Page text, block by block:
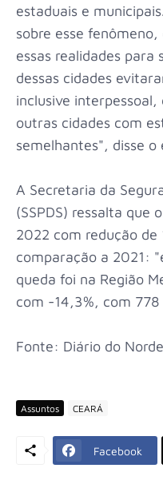
estaduais e
sobre esse
essas realidades para
dessas cidades
inclusive
outras cidades com
semelhantes", disse o
A Secretaria da
(SSPDS) ressalta que
2022 com redução de
comparação a 2021:
queda foi na Região
com -14,3%, com
Fonte: Diário do
Assuntos CEARÁ
Facebook